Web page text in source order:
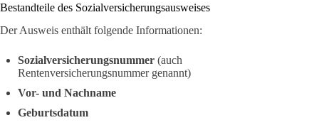
Bestandteile des Sozialversicherungsausweises
Der Ausweis enthält folgende Informationen:
Sozialversicherungsnummer (auch
Rentenversicherungsnummer genannt)
Vor- und Nachname
Geburtsdatum